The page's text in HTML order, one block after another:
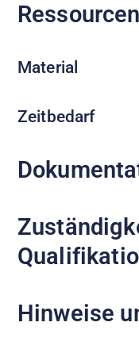
Ressourcen
Material
Zeitbedarf
Hinweise